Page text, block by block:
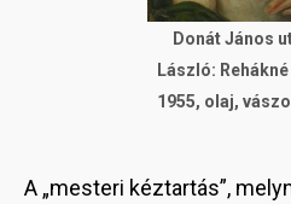
Donát János
László:
1955, olaj,
A „mesteri kéztartás”,